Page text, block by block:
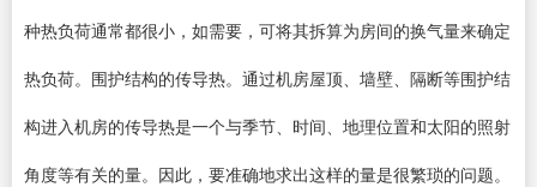
种热负荷通常都很小，如需要，可将其拆算为房间的换气量来确定
热负荷。围护结构的传导热。通过机房屋顶、墙壁、隔断等围护结
构进入机房的传导热是一个与季节、时间、地理位置和太阳的照射
角度等有关的量。因此，要准确地求出这样的量是很繁琐的问题。